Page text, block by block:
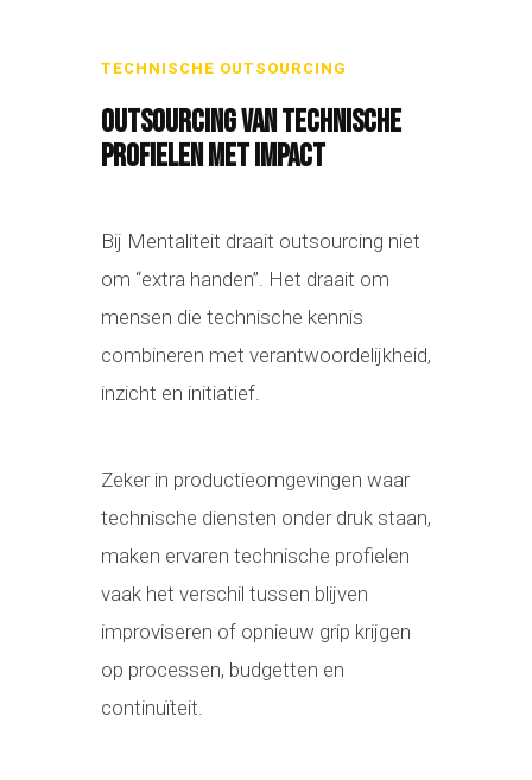
TECHNISCHE OUTSOURCING
OUTSOURCING VAN TECHNISCHE
PROFIELEN MET IMPACT
Bij Mentaliteit draait outsourcing niet
om “extra handen”. Het draait om
mensen die technische kennis
combineren met verantwoordelijkheid,
inzicht en initiatief.
Zeker in productieomgevingen waar
technische diensten onder druk staan,
maken ervaren technische profielen
vaak het verschil tussen blijven
improviseren of opnieuw grip krijgen
op processen, budgetten en
continuïteit.